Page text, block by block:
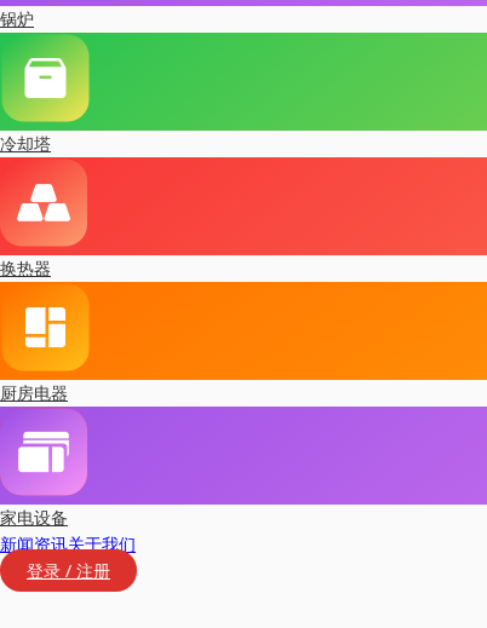
锅炉
冷却塔
换热器
厨房电器
家电设备
新闻资讯关于我们
登录 / 注册